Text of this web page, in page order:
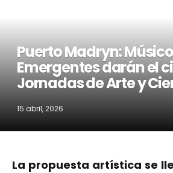
Puerto Madryn:
Emergentes darán el
Jornadas de Arte y
15 abril, 2026
La propuesta artística se